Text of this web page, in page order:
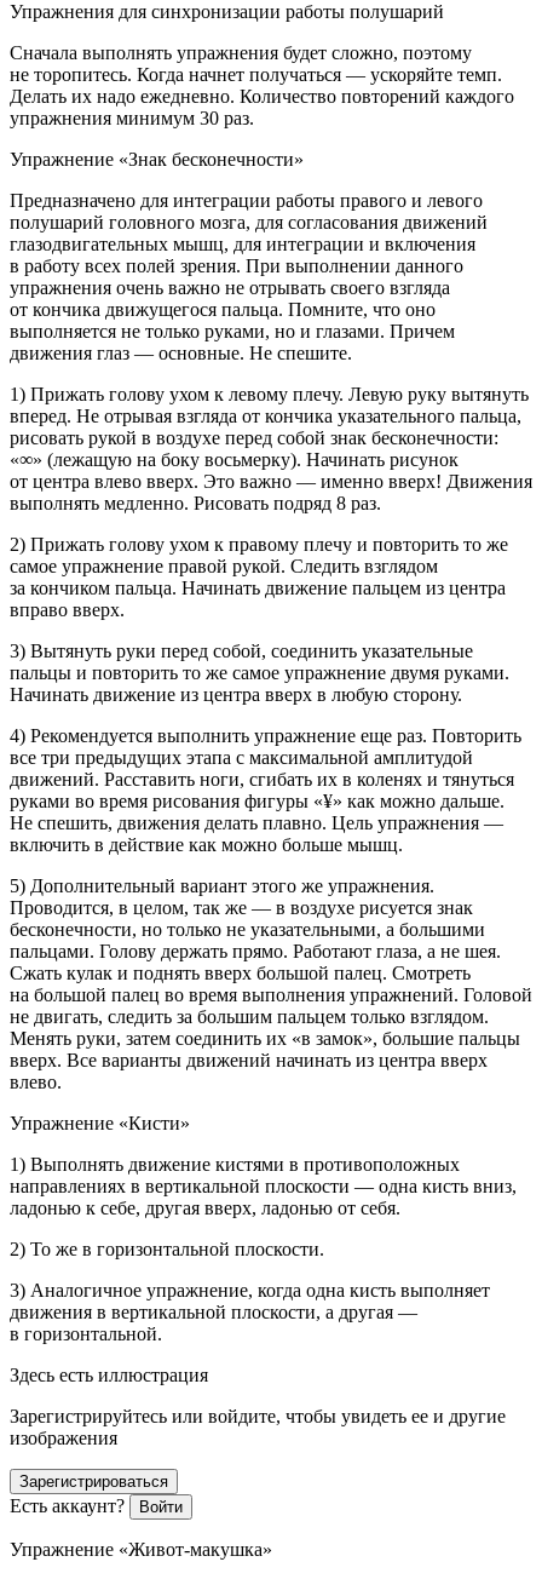
Упражнения для синхронизации работы полушарий
Сначала выполнять упражнения будет сложно, поэтому
не торопитесь. Когда начнет получаться — ускоряйте темп.
Делать их надо ежедневно. Количество повторений каждого
упражнения минимум 30 раз.
Упражнение «Знак бесконечности»
Предназначено для интеграции работы правого и левого
полушарий головного мозга, для согласования движений
глазодвигательных мышц, для интеграции и включения
в работу всех полей зрения. При выполнении данного
упражнения очень важно не отрывать своего взгляда
от кончика движущегося пальца. Помните, что оно
выполняется не только руками, но и глазами. Причем
движения глаз — основные. Не спешите.
1) Прижать голову ухом к левому плечу. Левую руку вытянуть
вперед. Не отрывая взгляда от кончика указательного пальца,
рисовать рукой в воздухе перед собой знак бесконечности:
«∞» (лежащую на боку восьмерку). Начинать рисунок
от центра влево вверх. Это важно — именно вверх! Движения
выполнять медленно. Рисовать подряд 8 раз.
2) Прижать голову ухом к правому плечу и повторить то же
самое упражнение правой рукой. Следить взглядом
за кончиком пальца. Начинать движение пальцем из центра
вправо вверх.
3) Вытянуть руки перед собой, соединить указательные
пальцы и повторить то же самое упражнение двумя руками.
Начинать движение из центра вверх в любую сторону.
4) Рекомендуется выполнить упражнение еще раз. Повторить
все три предыдущих этапа с максимальной амплитудой
движений. Расставить ноги, сгибать их в коленях и тянуться
руками во время рисования фигуры «¥» как можно дальше.
Не спешить, движения делать плавно. Цель упражнения —
включить в действие как можно больше мышц.
5) Дополнительный вариант этого же упражнения.
Проводится, в целом, так же — в воздухе рисуется знак
бесконечности, но только не указательными, а большими
пальцами. Голову держать прямо. Работают глаза, а не шея.
Сжать кулак и поднять вверх большой палец. Смотреть
на большой палец во время выполнения упражнений. Головой
не двигать, следить за большим пальцем только взглядом.
Менять руки, затем соединить их «в замок», большие пальцы
вверх. Все варианты движений начинать из центра вверх
влево.
Упражнение «Кисти»
1) Выполнять движение кистями в противоположных
направлениях в вертикальной плоскости — одна кисть вниз,
ладонью к себе, другая вверх, ладонью от себя.
2) То же в горизонтальной плоскости.
3) Аналогичное упражнение, когда одна кисть выполняет
движения в вертикальной плоскости, а другая —
в горизонтальной.
Здесь есть иллюстрация
Зарегистрируйтесь или войдите, чтобы увидеть ее и другие
изображения
Зарегистрироваться
Есть аккаунт? Войти
Упражнение «Живот-макушка»